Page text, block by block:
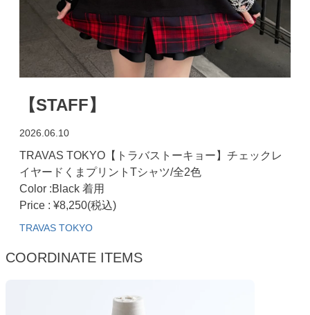
【STAFF】
2026.06.10
TRAVAS TOKYO【トラバストーキョー】チェックレ
イヤードくまプリントTシャツ/全2色
Color :Black 着用
Price : ¥8,250(税込)
TRAVAS TOKYO
COORDINATE ITEMS